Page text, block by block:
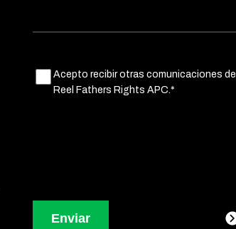
Untitled(Obligatorio)
Acepto recibir otras comunicaciones de
Reel Fathers Rights APC.*